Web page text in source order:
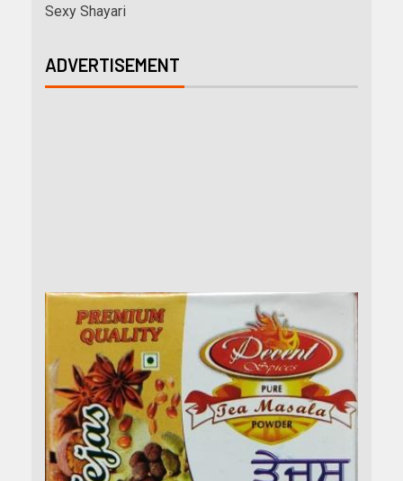
Sexy Shayari
ADVERTISEMENT